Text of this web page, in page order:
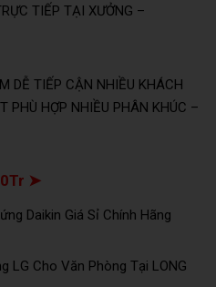
TIẾP TẠI XƯỞNG –
DỄ TIẾP CẬN NHIỀU KHÁCH
PHÙ HỢP NHIỀU PHÂN KHÚC –
➤
Daikin Giá Sỉ Chính Hãng
LG Cho Văn Phòng Tại LONG